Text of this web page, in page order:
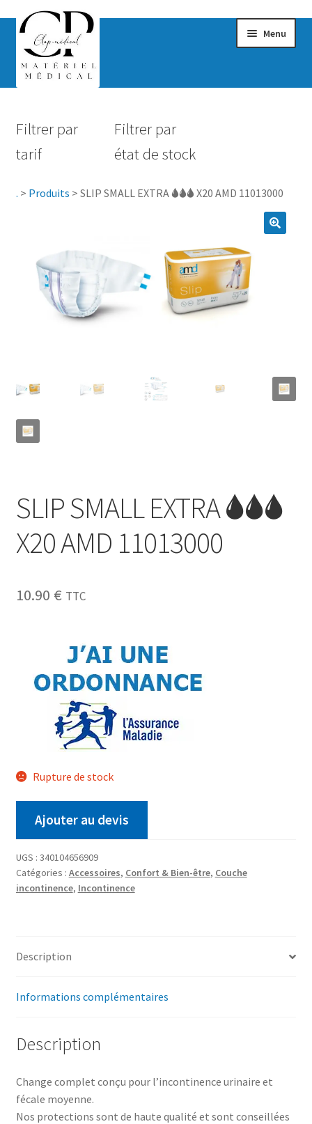
Menu
Hygiène
Accessoires Salle de bain
Vêtements & Chaussures
Filtrer par
tarif
Filtrer par
état de stock
. > Produits > SLIP SMALL EXTRA 🌢🌢🌢 X20 AMD 11013000
SLIP SMALL EXTRA 🌢🌢🌢
X20 AMD 11013000
10.90 € TTC
Rupture de stock
Ajouter au devis
UGS : 340104656909
Catégories : Accessoires, Confort & Bien-être, Couche
incontinence, Incontinence
Description
Informations complémentaires
Description
Change complet conçu pour l’incontinence urinaire et
fécale moyenne.
Nos protections sont de haute qualité et sont conseillées